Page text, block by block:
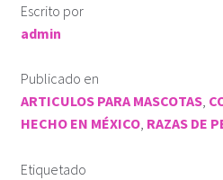
Escrito por
admin
Publicado en
ARTICULOS PARA MASCOTAS,
HECHO EN MÉXICO, RAZAS DE
Etiquetado